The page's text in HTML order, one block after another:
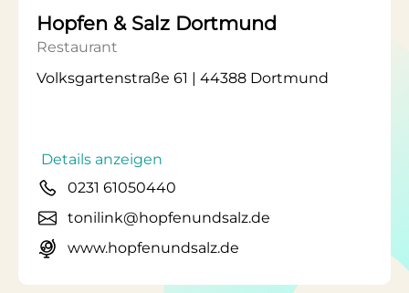
Hopfen & Salz Dortmund
Restaurant
Volksgartenstraße 61 | 44388 Dortmund
Details anzeigen
0231 61050440
tonilink@hopfenundsalz.de
www.hopfenundsalz.de